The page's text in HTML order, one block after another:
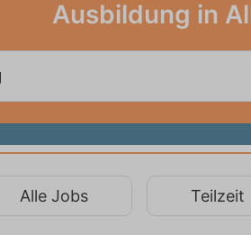
Ausbildung in
Alle Jobs Teilzeit